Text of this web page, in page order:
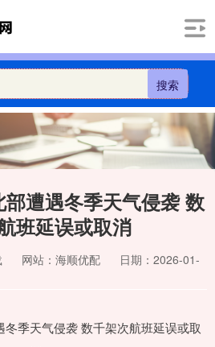
搜索
遭遇冬季天气侵袭 数
班延误或取消
网站：海顺优配
日期：2026-01-